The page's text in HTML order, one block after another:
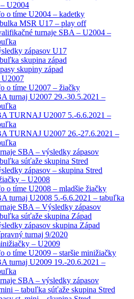
U2004
o tíme U2004 – kadetky
MSR U17 – play off
turnaje SBA – U2004 –
zápasov U17
skupina západ
skupiny západ
o tíme U2007 – žiačky
turnaj U2007 29.-30.5.2021 –
TURNAJ U2007 5.-6.6.2021 –
TURNAJ U2007 26.-27.6.2021 –
SBA – výsledky zápasov
súťaže skupina Stred
zápasov – skupina Stred
– U2008
o tíme U2008 – mladšie žiačky
turnaj U2008 5.-6.6.2021 – tabuľka
SBA – Výsledky zápasov
súťaže skupina Západ
zápasov skupina Západ
turnaj 9/2020
– U2009
o tíme U2009 – staršie minižiačky
turnaj U2009 19.-20.6.2021 –
SBA – výsledky zápasov
– tabuľka súťaže skupina Stred